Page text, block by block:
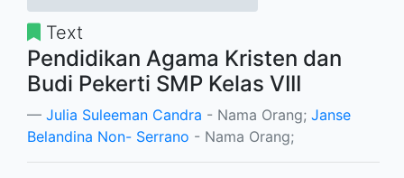
Text
Pendidikan Agama Kristen dan
Budi Pekerti SMP Kelas VIII
Julia Suleeman Candra - Nama Orang; Janse
Belandina Non- Serrano - Nama Orang;